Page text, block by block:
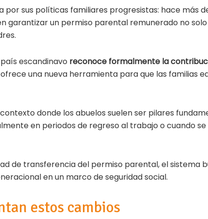
por sus políticas familiares progresistas: hace más
garantizar un permiso parental remunerado no
escandinavo reconoce formalmente la
una nueva herramienta para que las familias
donde los abuelos suelen ser pilares
en periodos de regreso al trabajo o cuando
de transferencia del permiso parental, el sistema
en un marco de seguridad social.
estos cambios